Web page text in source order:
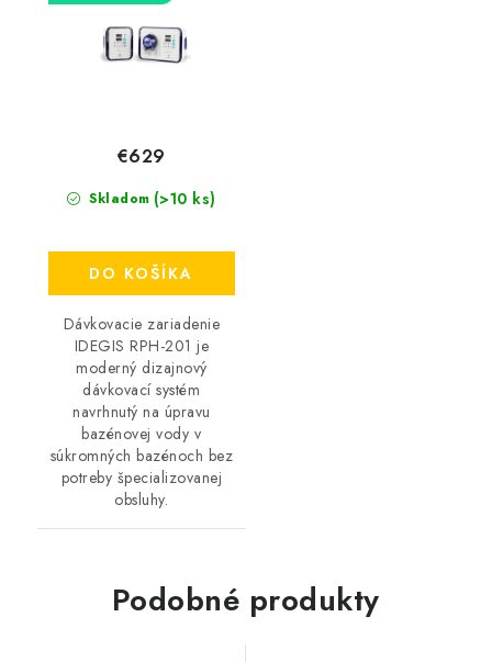
Skladom (>10 ks)
€629
DO KOŠÍKA
Dávkovacie zariadenie
IDEGIS RPH-201 je
moderný dizajnový
dávkovací systém
navrhnutý na úpravu
bazénovej vody v
súkromných bazénoch bez
potreby špecializovanej
obsluhy.
Podobné produkty